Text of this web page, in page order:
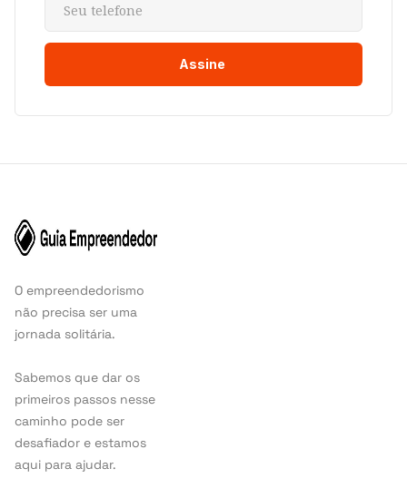
O empreendedorismo
não precisa ser uma
jornada solitária.
Sabemos que dar os
primeiros passos nesse
caminho pode ser
desafiador e estamos
aqui para ajudar.